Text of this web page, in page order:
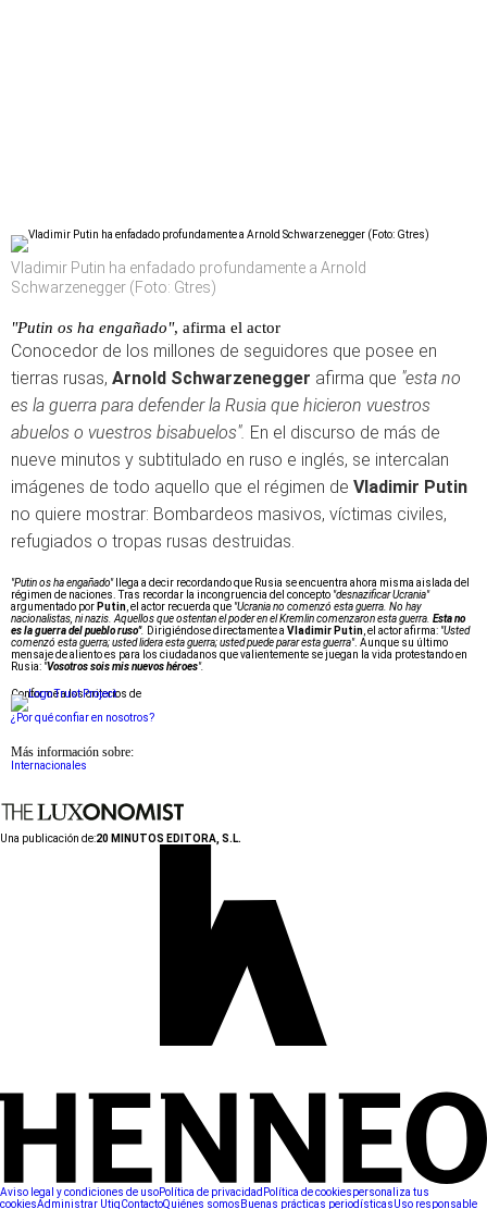
Vladimir Putin ha enfadado profundamente a Arnold
Schwarzenegger (Foto: Gtres)
"Putin os ha engañado", afirma el actor
Conocedor de los millones de seguidores que posee en
tierras rusas, Arnold Schwarzenegger afirma que "esta no
es la guerra para defender la Rusia que hicieron vuestros
abuelos o vuestros bisabuelos". En el discurso de más de
nueve minutos y subtitulado en ruso e inglés, se intercalan
imágenes de todo aquello que el régimen de Vladimir Putin
no quiere mostrar: Bombardeos masivos, víctimas civiles,
refugiados o tropas rusas destruidas.
"Putin os ha engañado"llega a decir recordando que Rusia se encuentra ahora misma aislada del
régimen de naciones. Tras recordar la incongruencia del concepto "desnazificar Ucrania"
argumentado por Putin , el actor recuerda que "Ucrania no comenzó esta guerra. No hay
nacionalistas, ni nazis. Aquellos que ostentan el poder en el Kremlin comenzaron esta guerra. Esta no
es la guerra del pueblo ruso". Dirigiéndose directamente a Vladimir Putin , el actor afirma: "Usted
comenzó esta guerra; usted lidera esta guerra; usted puede parar esta guerra". Aunque su último
mensaje de aliento es para los ciudadanos que valientemente se juegan la vida protestando en
Rusia: "Vosotros sois mis nuevos héroes".
Conforme a los criterios de
¿Por qué confiar en nosotros?
Más información sobre:
Internacionales
Una publicación de:20 MINUTOS EDITORA, S.L.
Aviso legal y condiciones de usoPolítica de privacidad Política de cookiespersonaliza tus
cookiesAdministrar UtiqContactoQuiénes somos Buenas prácticas periodísticasUso responsable